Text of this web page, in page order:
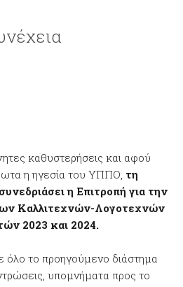
καθυστερήσεις και αφού
η ηγεσία του ΥΠΠΟ, τη
η Επιτροπή για την
Καλλιτεχνών-Λογοτεχνών
2023 και 2024.
όλο το προηγούμενο διάστημα
υπομνήματα προς το